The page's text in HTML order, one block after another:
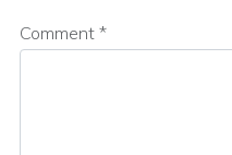
Comment *